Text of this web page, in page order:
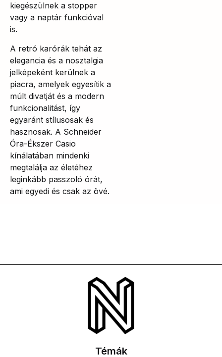
kiegészülnek a stopper
vagy a naptár funkcióval
is.
A retró karórák tehát az
elegancia és a nosztalgia
jelképeként kerülnek a
piacra, amelyek egyesítik a
múlt divatját és a modern
funkcionalitást, így
egyaránt stílusosak és
hasznosak. A Schneider
Óra-Ékszer Casio
kínálatában mindenki
megtalálja az életéhez
leginkább passzoló órát,
ami egyedi és csak az övé.
Témák